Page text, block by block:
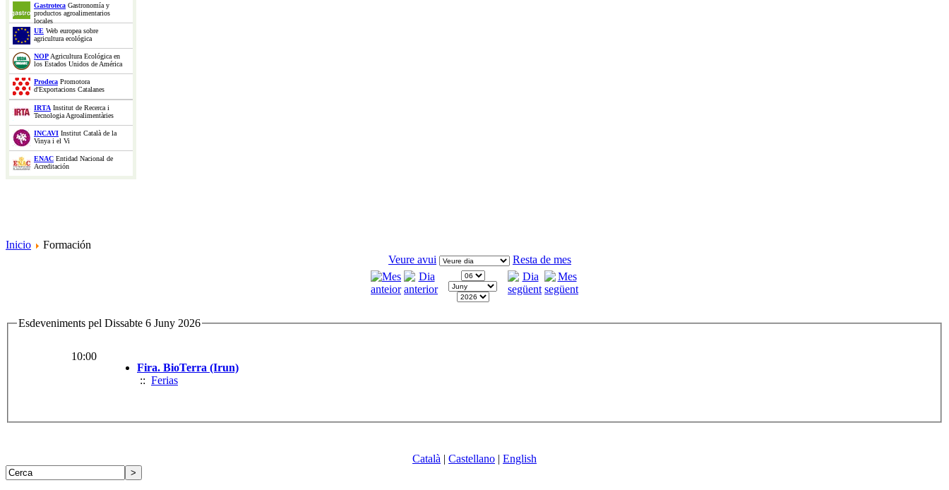
Gastroteca Gastronomía y
productos agroalimentarios
locales
UE Web europea sobre
agricultura ecológica
NOPAgricultura Ecológica en
los Estados Unidos de América
Prodeca Promotora
d'Exportacions Catalanes
IRTA Institut de Recerca i
Tecnologia Agroalimentàries
INCAVI Institut Català de la
Vinya i el Vi
ENAC Entidad Nacional de
Acreditación
Inicio
Formación
Veure avui
Resta de mes
Esdeveniments pel Dissabte 6 Juny 2026
10:00
Fira. BioTerra (Irun)
:: Ferias
Català | Castellano | English